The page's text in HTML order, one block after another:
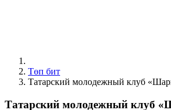
Төп бит
Татарский молодежный клуб
Татарский молодежный клуб